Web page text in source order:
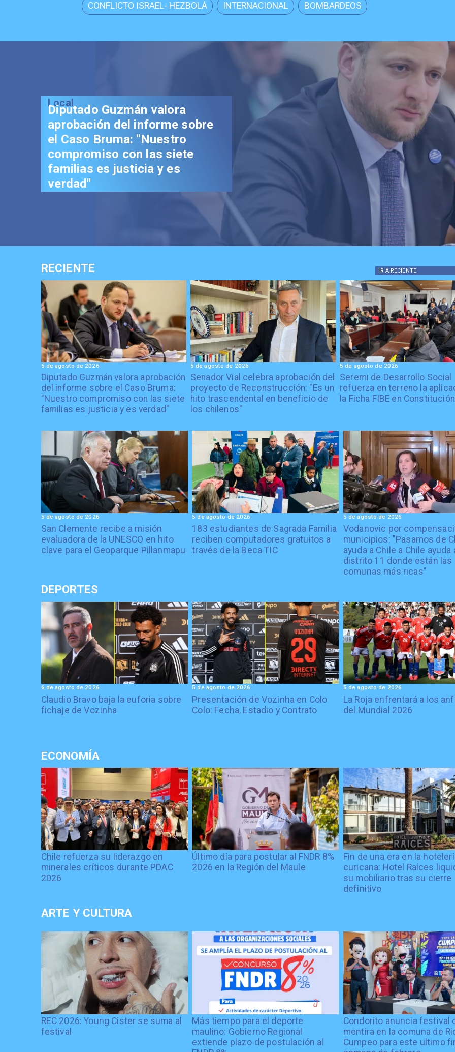
CONFLICTO ISRAEL- HEZBOLÁ INTERNACIONAL BOMBARDEOS
Guzmán valora
del informe sobre
Bruma: "Nuestro
con las siete
es justicia y es
RECIENTE IR A RECIENTE
Diputado Guzmán valora aprobación
del informe sobre el Caso Bruma:
"Nuestro compromiso con las siete
familias es justicia y es verdad"
5 de agosto de 2026
Senador Vial celebra aprobación del
proyecto de Reconstrucción: "Es un
hito trascendental en beneficio de
los chilenos"
5 de agosto de 2026
Seremi de Desarrollo Social
refuerza en terreno la
la Ficha FIBE en Constitución
5 de agosto de 2026
San Clemente recibe a misión
evaluadora de la UNESCO en hito
clave para el Geoparque Pillanmapu
5 de agosto de 2026
183 estudiantes de Sagrada Familia
reciben computadores gratuitos a
través de la Beca TIC
5 de agosto de 2026
Vodanovic por
municipios: "Pasamos de
ayuda a Chile a Chile ayuda
distrito 11 donde están las
comunas más ricas"
5 de agosto de 2026
DEPORTES
Claudio Bravo baja la euforia sobre
fichaje de Vozinha
6 de agosto de 2026
Presentación de Vozinha en Colo
Colo: Fecha, Estadio y Contrato
5 de agosto de 2026
La Roja enfrentará a los
del Mundial 2026
5 de agosto de 2026
ECONOMÍA
Chile refuerza su liderazgo en
minerales críticos durante PDAC
2026
Último día para postular al FNDR 8%
2026 en la Región del Maule
Fin de una era en la
curicana: Hotel Raíces
su mobiliario tras su cierre
definitivo
ARTE Y CULTURA
REC 2026: Young Cister se suma al
festival
Más tiempo para el deporte
maulino: Gobierno Regional
extiende plazo de postulación al
Condorito anuncia festival
mentira en la comuna de
Cumpeo para este ultimo